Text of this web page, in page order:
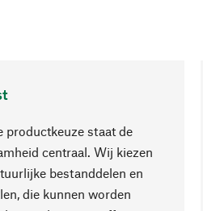
productkeuze staat de
centraal. Wij kiezen
bestanddelen en
die kunnen worden